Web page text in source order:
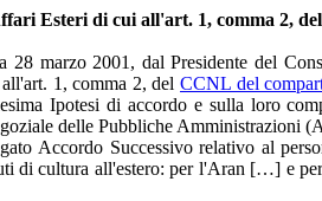
Esteri di cui all'art. 1, comma 2,
28 marzo 2001, dal Presidente del
1, comma 2, delCCNL del
Ipotesi di accordo e sulla loro
delle Pubbliche Amministrazioni
Accordo Successivo relativo al
di cultura all'estero: per l'Aran […] e